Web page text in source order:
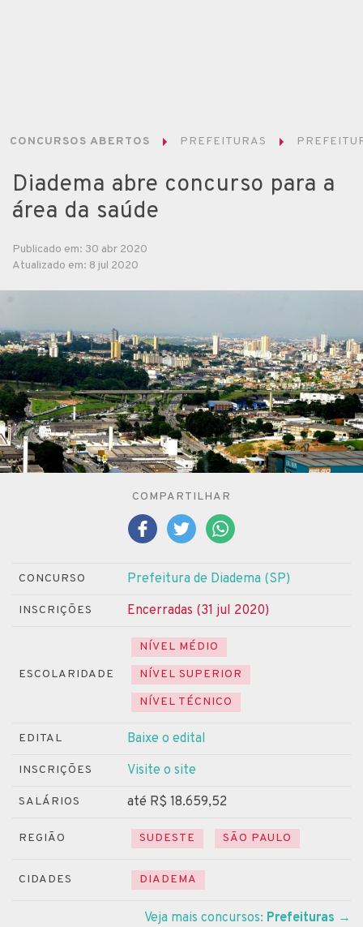
CONCURSOS ABERTOS PREFEITURAS
Diadema abre concurso para a
área da saúde
Publicado em: 30 abr 2020
Atualizado em: 8 jul 2020
COMPARTILHAR
CONCURSO Prefeitura de Diadema (SP)
INSCRIÇÕES Encerradas (31 jul 2020)
ESCOLARIDADE
NÍVEL MÉDIO
NÍVEL SUPERIOR
NÍVEL TÉCNICO
EDITAL Baixe o edital
INSCRIÇÕES Visite o site
SALÁRIOS até R$ 18.659,52
REGIÃO SUDESTE SÃO PAULO
CIDADES DIADEMA
Veja mais concursos: Prefeituras →